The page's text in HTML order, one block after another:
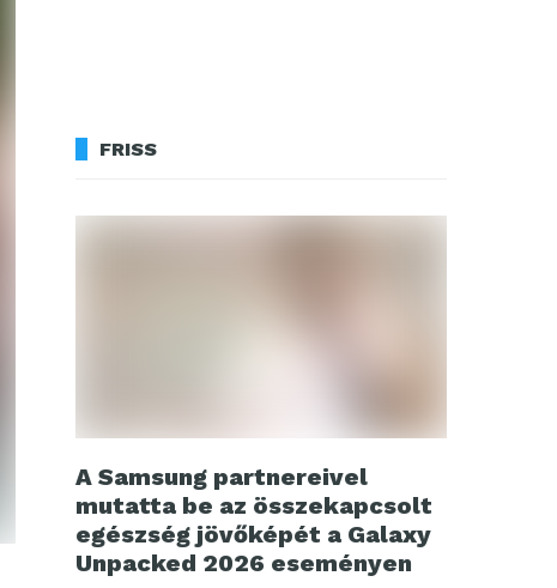
FRISS
A Samsung partnereivel
mutatta be az összekapcsolt
egészség jövőképét a Galaxy
Unpacked 2026 eseményen